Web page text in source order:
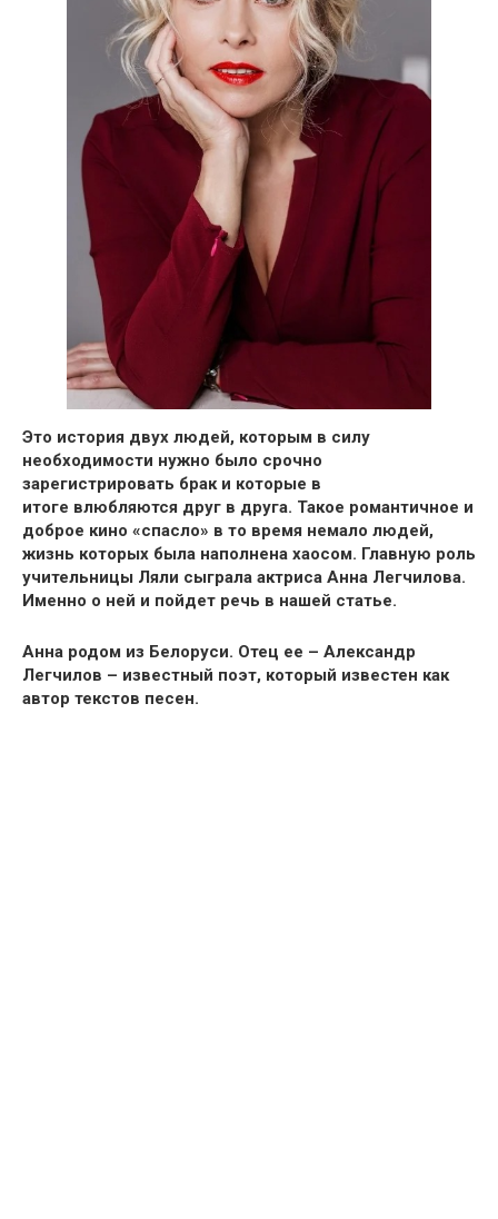
Это история двух людей, которым в силу
необходимости нужно было срочно
зарегистрировать брак и которые в
итоге влюбляются друг в друга. Такое романтичное и
доброе кино «спасло» в то время немало людей,
жизнь которых была наполнена хаосом. Главную роль
учительницы Ляли сыграла актриса Анна Легчилова.
Именно о ней и пойдет речь в нашей статье.
Анна родом из Белоруси. Отец ее – Александр
Легчилов – известный поэт, который известен как
автор текстов песен.